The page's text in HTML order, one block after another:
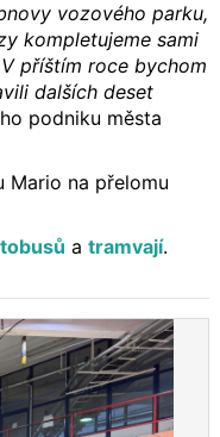
vozového parku,
kompletujeme sami
příštím roce bychom
dalších deset
podniku města
na přelomu
atramvají.